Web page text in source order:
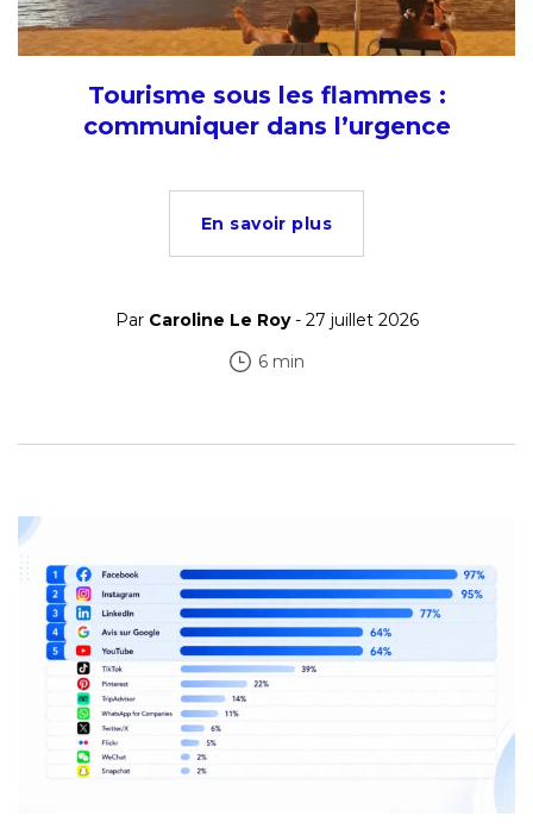
Tourisme sous les flammes :
communiquer dans l’urgence
En savoir plus
Par Caroline Le Roy- 27 juillet 2026
6 min